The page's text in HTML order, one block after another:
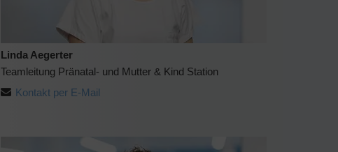
Linda Aegerter
Teamleitung Pränatal- und Mutter & Kind Station
Kontakt per E-Mail